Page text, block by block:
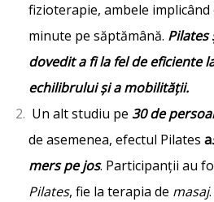
fizioterapie, ambele implicând
minute pe săptămână. Pilates
dovedit a fi la fel de eficiente
echilibrului și a mobilității.
Un alt studiu pe 30 de
de asemenea, efectul Pilates a
mers pe jos. Participanții au
Pilates, fie la terapia de masaj